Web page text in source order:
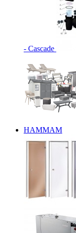
- Cascade
HAMMAM